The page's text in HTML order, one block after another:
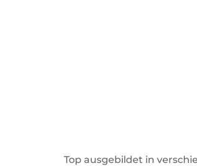
Top ausgebildet in